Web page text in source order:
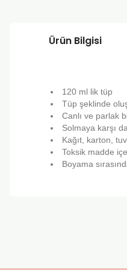
Ürün Bilgisi
120 ml lik tüp
Tüp şeklinde
Canlı ve parlak
Solmaya karşı
Kağıt, karton,
Toksik madde
Boyama